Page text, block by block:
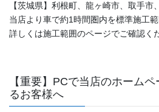
【茨城県】利根町、龍ヶ崎市、取手市
当店より車で約1時間圏内を標準施工
詳しくは施工範囲のページでご確認く
【重要】PCで当店のホーム
るお客様へ